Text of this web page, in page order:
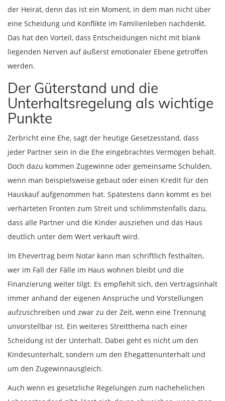
der Heirat, denn das ist ein Moment, in dem man nicht über
eine Scheidung und Konflikte im Familienleben nachdenkt.
Das hat den Vorteil, dass Entscheidungen nicht mit blank
liegenden Nerven auf äußerst emotionaler Ebene getroffen
werden.
Der Güterstand und die
Unterhaltsregelung als wichtige
Punkte
Zerbricht eine Ehe, sagt der heutige Gesetzesstand, dass
jeder Partner sein in die Ehe eingebrachtes Vermögen behält.
Doch dazu kommen Zugewinne oder gemeinsame Schulden,
wenn man beispielsweise gebaut oder einen Kredit für den
Hauskauf aufgenommen hat. Spätestens dann kommt es bei
verhärteten Fronten zum Streit und schlimmstenfalls dazu,
dass alle Partner und die Kinder ausziehen und das Haus
deutlich unter dem Wert verkauft wird.
Im Ehevertrag beim Notar kann man schriftlich festhalten,
wer im Fall der Fälle im Haus wohnen bleibt und die
Finanzierung weiter tilgt. Es empfiehlt sich, den Vertragsinhalt
immer anhand der eigenen Ansprüche und Vorstellungen
aufzuschreiben und zwar zu der Zeit, wenn eine Trennung
unvorstellbar ist. Ein weiteres Streitthema nach einer
Scheidung ist der Unterhalt. Dabei geht es nicht um den
Kindesunterhalt, sondern um den Ehegattenunterhalt und
um den Zugewinnausgleich.
Auch wenn es gesetzliche Regelungen zum nachehelichen